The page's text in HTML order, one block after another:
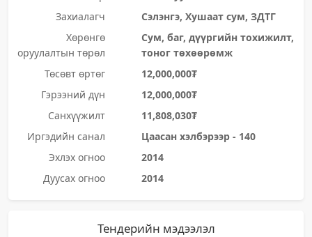
Захиалагч
Сэлэнгэ, Хушаат сум, ЗДТГ
Хөрөнгө
оруулалтын төрөл
Сум, баг, дүүргийн тохижилт,
тоног төхөөрөмж
Төсөвт өртөг
12,000,000₮
Гэрээний дүн
12,000,000₮
Санхүүжилт
11,808,030₮
Иргэдийн санал
Цаасан хэлбэрээр - 140
Эхлэх огноо
2014
Дуусах огноо
2014
Тендерийн мэдээлэл